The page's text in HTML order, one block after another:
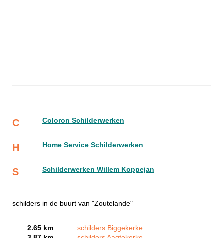
C Coloron Schilderwerken
H Home Service Schilderwerken
S Schilderwerken Willem Koppejan
schilders in de buurt van "Zoutelande"
2.65 km
schilders Biggekerke